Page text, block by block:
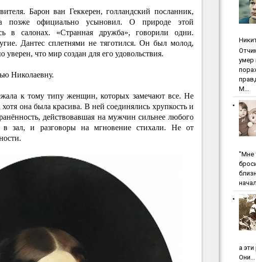
Барон ван Геккерен, голландский посланник,
позже официально усыновил. О природе этой
в салонах. «Странная дружба», говорили одни.
Дантес сплетнями не тяготился. Он был молод,
что мир создан для его удовольствия.
Николаевну.
к тому типу женщин, которых замечают все. Не
она была красива. В ней соединялись хрупкость и
действовавшая на мужчин сильнее любого
в зал, и разговоры на мгновение стихали. Не от
умep
М...
"Мнe
а
Они...